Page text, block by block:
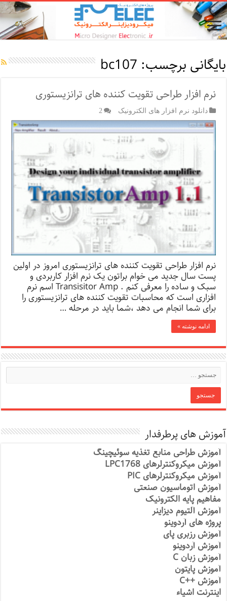
بایگانی برچسب: bc107
نرم افزار طراحی تقویت کننده های ترانزیستوری
دانلود نرم افزار های الکترونیک 2
نرم افزار طراحی تقویت کننده های ترانزیستوری امروز در اولین
پست سال جدید می خوام براتون یک نرم افزار کاربردی و
سبک و ساده را معرفی کنم . Transisitor Amp اسم نرم
افزاری است که محاسبات تقویت کننده های ترانزیستوری را
برای شما انجام می دهد ،شما باید در مرحله …
ادامه نوشته »
آموزش های پرطرفدار
آموزش طراحی منابع تغذیه سوئیچینگ
آموزش میکروکنترلرهای LPC1768
آموزش میکروکنترلرهای PIC
آموزش اتوماسیون صنعتی
مفاهیم پایه الکترونیک
آموزش آلتیوم دیزاینر
پروژه های آردوینو
آموزش رزبری پای
آموزش آردوینو
آموزش زبان C
آموزش پایتون
آموزش ++C
اینترنت اشیاء